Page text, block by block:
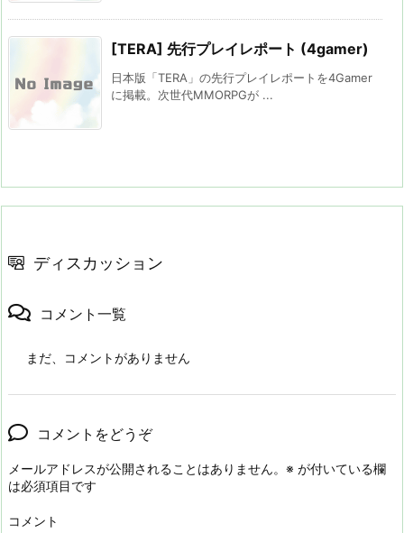
[TERA] 先行プレイレポート (4gamer)
日本版「TERA」の先行プレイレポートを4Gamer
に掲載。次世代MMORPGが ...
ディスカッション
コメント一覧
まだ、コメントがありません
コメントをどうぞ
メールアドレスが公開されることはありません。 ※ が付いている欄
は必須項目です
コメント